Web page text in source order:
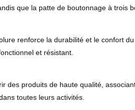
que la patte de boutonnage à
renforce la durabilité et le confort
et résistant.
des produits de haute qualité,
toutes leurs activités.